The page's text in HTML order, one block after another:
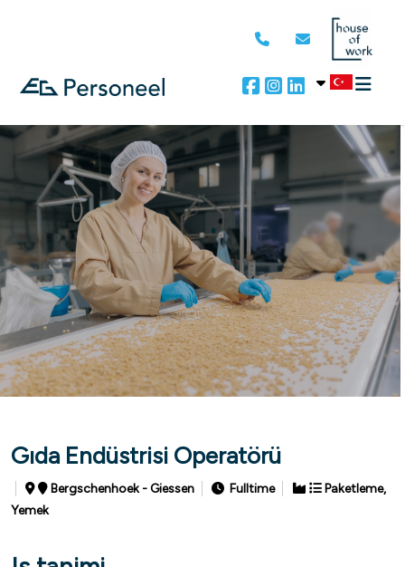
Gıda Endüstrisi Operatörü
Bergschenhoek - Giessen Fulltime
Paketleme,
Yemek